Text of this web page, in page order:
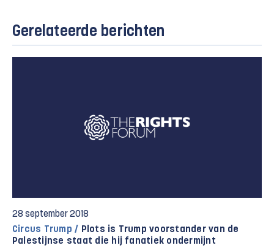
Gerelateerde berichten
28 september 2018
Circus Trump / Plots is Trump voorstander van de
Palestijnse staat die hij fanatiek ondermijnt